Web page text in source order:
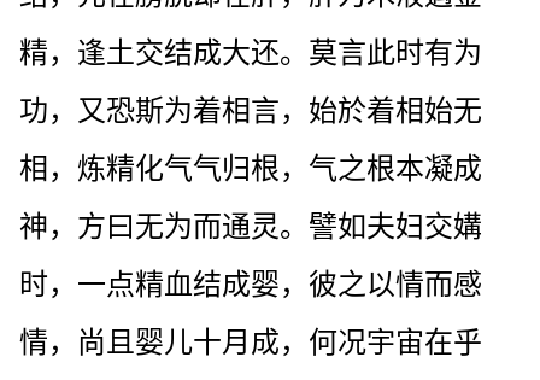
精，逢土交结成大还。莫言此时有为
功，又恐斯为着相言，始於着相始无
相，炼精化气气归根，气之根本凝成
神，方曰无为而通灵。譬如夫妇交媾
时，一点精血结成婴，彼之以情而感
情，尚且婴儿十月成，何况宇宙在乎